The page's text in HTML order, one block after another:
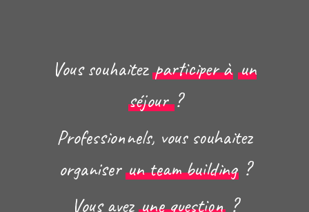
Vous souhaitez participer à un
séjour?
Professionnels, vous souhaitez
organiser un team building ?
Vous avez une question ?